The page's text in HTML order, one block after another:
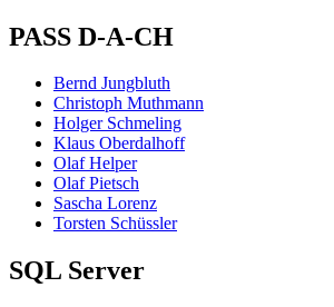
PASS D-A-CH
Bernd Jungbluth
Christoph Muthmann
Holger Schmeling
Klaus Oberdalhoff
Olaf Helper
Olaf Pietsch
Sascha Lorenz
Torsten Schüssler
SQL Server